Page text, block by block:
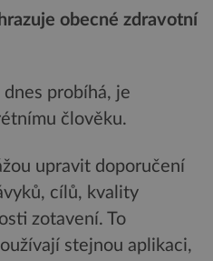
obecné zdravotní
probíhá, je
člověku.
upravit doporučení
cílů, kvality
zotavení. To
stejnou aplikaci,